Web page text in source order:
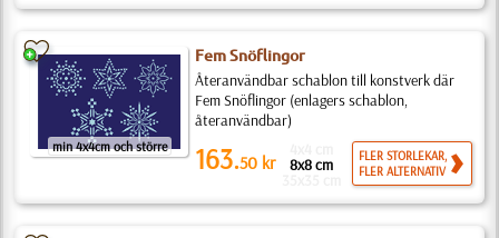
min 4x4cm och större
Fem Snöflingor
Återanvändbar schablon till konstverk där
Fem Snöflingor (enlagers schablon,
återanvändbar)
163.50 kr 8x8 cm
FLER STORLEKAR,
FLER ALTERNATIV